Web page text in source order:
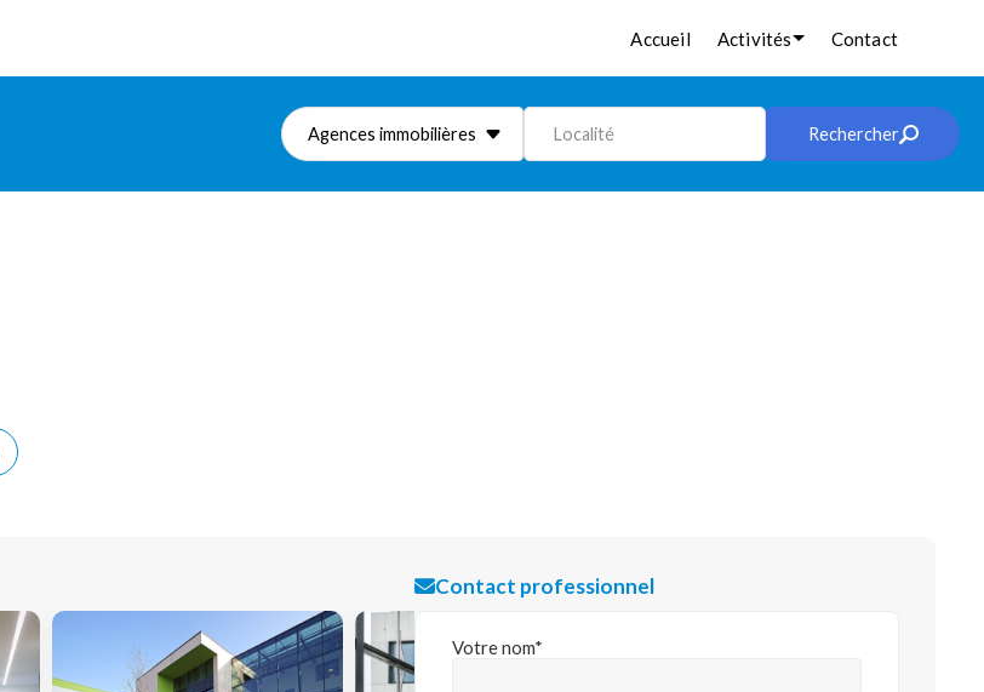
Accueil Activités Contact
Agences immobilières Localité Rechercher
Contact professionnel
Votre nom*